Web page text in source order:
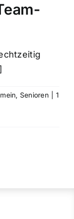
, Senioren
1